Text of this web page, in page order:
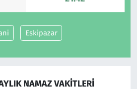
Eskipazar
NAMAZ VAKITLERI